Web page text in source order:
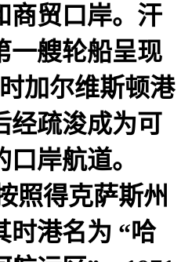
商贸口岸。汗
一艘轮船呈现
加尔维斯顿港
经疏浚成为可
岸航道。
照得克萨斯州
时港名为 “哈